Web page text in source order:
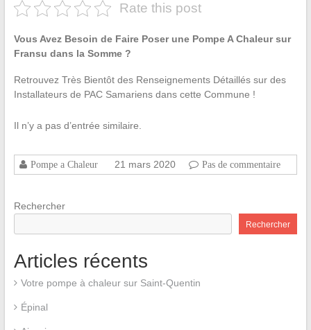
Rate this post
Vous Avez Besoin de Faire Poser une Pompe A Chaleur sur
Fransu dans la Somme ?
Retrouvez Très Bientôt des Renseignements Détaillés sur des
Installateurs de PAC Samariens dans cette Commune !
Il n’y a pas d’entrée similaire.
Pompe a Chaleur 21 mars 2020 Pas de commentaire
Rechercher
Rechercher
Articles récents
Votre pompe à chaleur sur Saint-Quentin
Épinal